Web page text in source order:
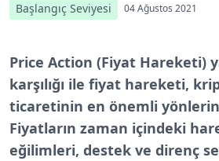
Başlangıç Seviyesi 04 Ağustos 2021
Price Action (Fiyat Hareketi)
karşılığı ile fiyat hareketi,
ticaretinin en önemli
Fiyatların zaman içindeki
eğilimleri, destek ve direnç